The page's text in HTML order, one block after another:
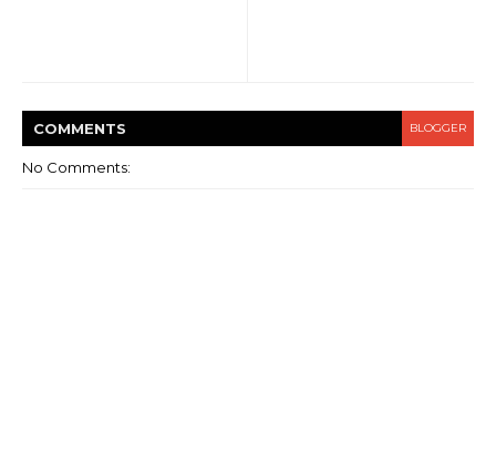
COMMENTS BLOGGER
No Comments: